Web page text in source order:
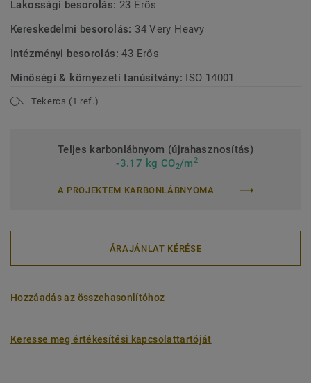
Lakossági besorolás: 23 Erős
Kereskedelmi besorolás: 34 Very Heavy
Intézményi besorolás:43 Erős
Minőségi & környezeti tanúsítvány: ISO 14001
Tekercs (1 ref.)
Teljes karbonlábnyom (újrahasznosítás)
-3.17 kg CO2/m2
A PROJEKTEM KARBONLÁBNYOMA
ÁRAJÁNLAT KÉRÉSE
Hozzáadás az összehasonlítóhoz
Keresse meg értékesítési kapcsolattartóját